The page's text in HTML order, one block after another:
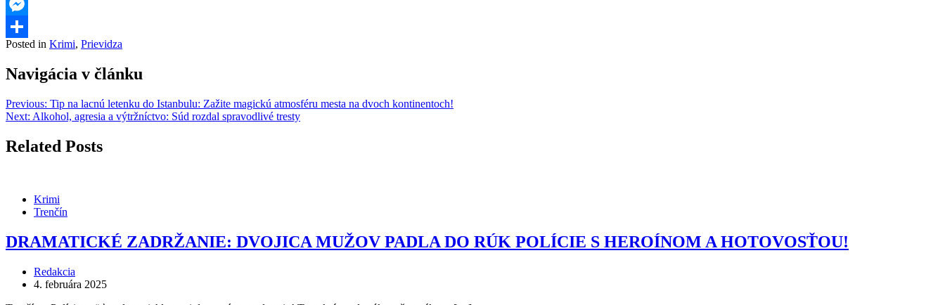
Threads
Messenger
Share
Posted in Krimi, Prievidza
Navigácia v článku
Previous: Tip na lacnú letenku do Istanbulu: Zažite magickú atmosféru mesta na dvoch kontinentoch!
Next: Alkohol, agresia a výtržníctvo: Súd rozdal spravodlivé tresty
Related Posts
Krimi
Trenčín
DRAMATICKÉ ZADRŽANIE: DVOJICA MUŽOV PADLA DO RÚK POLÍCIE S HEROÍNOM A HOTOVOSŤOU!
Redakcia
4. februára 2025